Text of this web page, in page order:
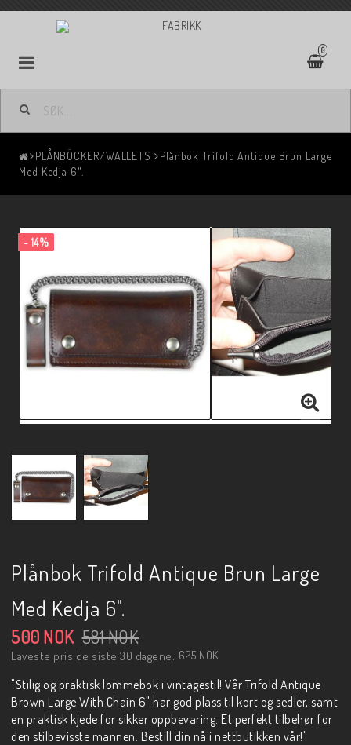
0
PLÅNBÖCKER/WALLETS
Plånbok Trifold Antique Brun Large
Med Kedja 6".
- 14%
Plånbok Trifold Antique Brun Large
Med Kedja 6".
581 NOK
500 NOK
Laveste pris de siste 30 dagene 625 NOK
"Stilig og praktisk lommebok i vintagestil! Vår Trifold Antique
Brown Large With Chain 6" har god plass til kort og sedler, samt
en praktisk kjede for sikker oppbevaring. Et perfekt tilbehør for
den stilbevisste mannen. Bestill din nå i nettbutikken vår!"